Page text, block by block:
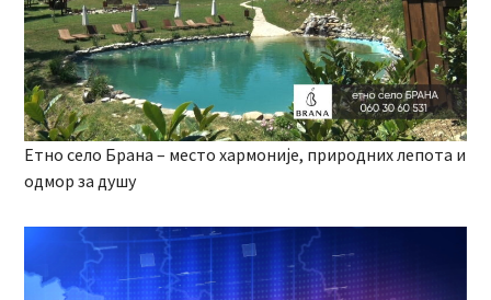
Етно село Брана – место хармоније, природних лепота и
одмор за душу